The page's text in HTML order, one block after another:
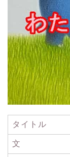
タイトル
文